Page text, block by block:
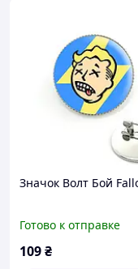
Значок Волт Бой
Готово к отправке
109₴